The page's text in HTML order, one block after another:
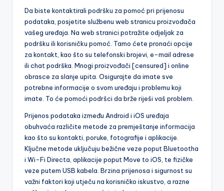
Da biste kontaktirali podršku za pomoć pri prijenosu
podataka, posjetite službenu web stranicu proizvođača
vašeg uređaja. Na web stranici potražite odjeljak za
podršku ili korisničku pomoć. Tamo ćete pronaći opcije
za kontakt, kao što su telefonski brojevi, e-mail adrese
ili chat podrška. Mnogi proizvođači [censured] i online
obrasce za slanje upita. Osigurajte da imate sve
potrebne informacije o svom uređaju i problemu koji
imate. To će pomoći podršci da brže riješi vaš problem.
Prijenos podataka između Android i iOS uređaja
obuhvaća različite metode za premještanje informacija
kao što su kontakti, poruke, fotografije i aplikacije.
Ključne metode uključuju bežične veze poput Bluetootha
i Wi-Fi Directa, aplikacije poput Move to iOS, te fizičke
veze putem USB kabela. Brzina prijenosa i sigurnost su
važni faktori koji utječu na korisničko iskustvo, a razne